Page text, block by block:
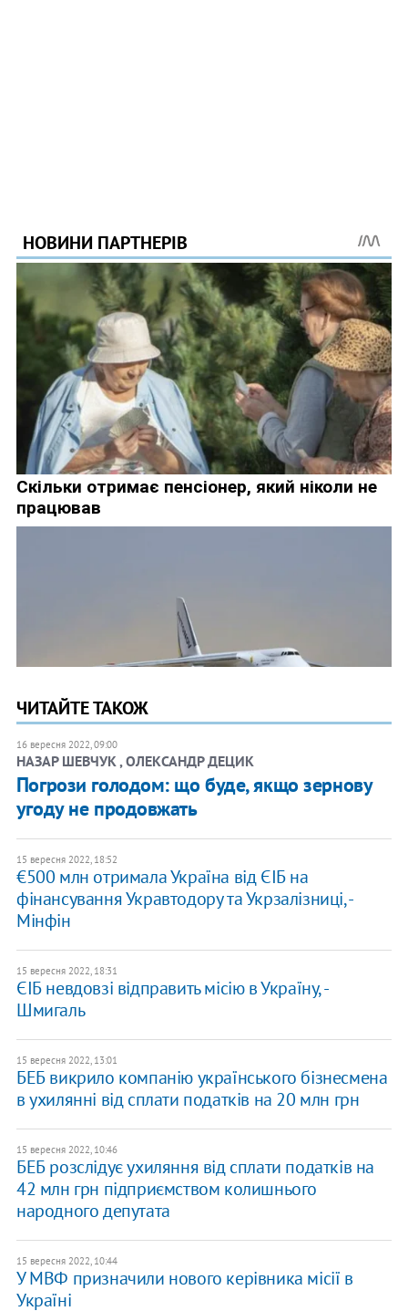
ЧИТАЙТЕ ТАКОЖ
16 вересня 2022, 09:00
НАЗАР ШЕВЧУК , ОЛЕКСАНДР ДЕЦИК
Погрози голодом: що буде, якщо зернову
угоду не продовжать
15 вересня 2022, 18:52
€500 млн отримала Україна від ЄІБ на
фінансування Укравтодору та Укрзалізниці, -
Мінфін
15 вересня 2022, 18:31
ЄІБ невдовзі відправить місію в Україну, -
Шмигаль
15 вересня 2022, 13:01
БЕБ викрило компанію українського бізнесмена
в ухилянні від сплати податків на 20 млн грн
15 вересня 2022, 10:46
БЕБ розслідує ухиляння від сплати податків на
42 млн грн підприємством колишнього
народного депутата
15 вересня 2022, 10:44
У МВФ призначили нового керівника місії в
Україні